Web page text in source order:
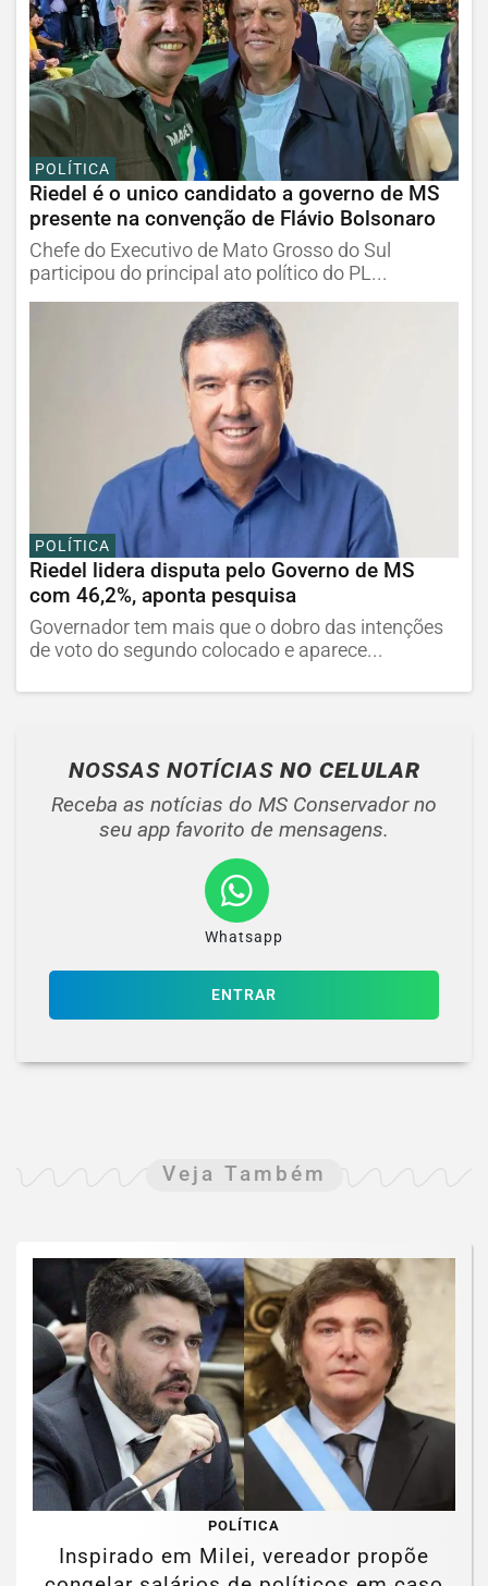
POLÍTICA
Riedel é o unico candidato a governo de MS
presente na convenção de Flávio Bolsonaro
Chefe do Executivo de Mato Grosso do Sul
participou do principal ato político do PL...
POLÍTICA
Riedel lidera disputa pelo Governo de MS
com 46,2%, aponta pesquisa
Governador tem mais que o dobro das intenções
de voto do segundo colocado e aparece...
NOSSAS NOTÍCIAS NO CELULAR
Receba as notícias do MS Conservador no
seu app favorito de mensagens.
Whatsapp
ENTRAR
Veja Também
POLÍTICA
Inspirado em Milei, vereador propõe